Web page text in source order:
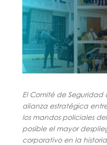
El Comité de
alianza estratégica
los mandos policiales
posible el mayor
corporativo en la